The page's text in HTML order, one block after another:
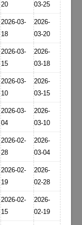
20
03-25
2026-03-
18
2026-
03-20
2026-03-
15
2026-
03-18
2026-03-
10
2026-
03-15
2026-03-
04
2026-
03-10
2026-02-
28
2026-
03-04
2026-02-
19
2026-
02-28
2026-02-
15
2026-
02-19